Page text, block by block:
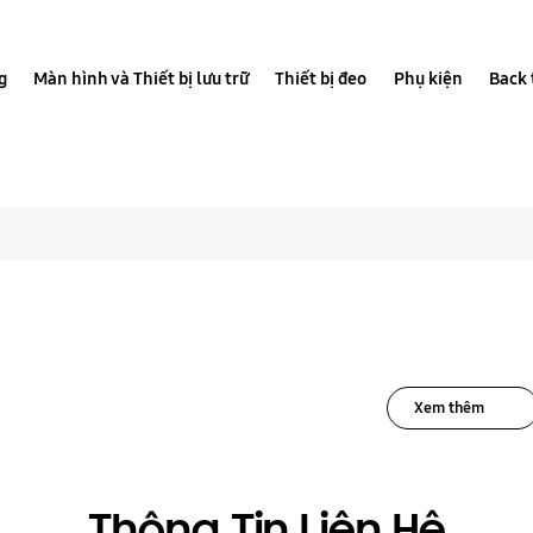
Màn hình và Thiết bị lưu trữ Thiết bị đeo Phụ kiện Back
Xem thêm